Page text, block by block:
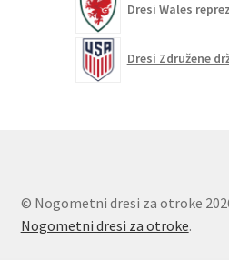
Dresi Wales
Dresi Združene
© Nogometni dresi za otroke
Nogometni dresi za otroke.